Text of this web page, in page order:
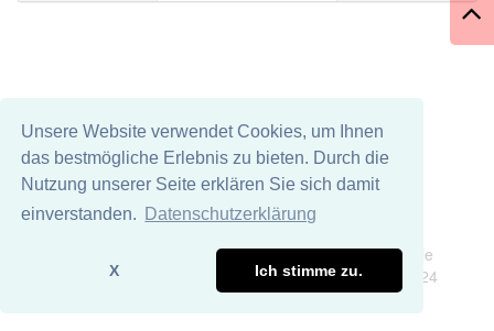
Unsere Website verwendet Cookies, um Ihnen
das bestmögliche Erlebnis zu bieten. Durch die
Nutzung unserer Seite erklären Sie sich damit
einverstanden.
Datenschutzerklärung
X Ich stimme zu.
Wörter mit Endung -marketingmanager
aber mit
einem anderen Artikelder: 0
Das Wort wird häufig verwendet im Bereich
Wir übernehmen keine Garantie und keine Haftung für die
Richtigkeit und Vollständigkeit dieser Seite. DDDEasy 2024